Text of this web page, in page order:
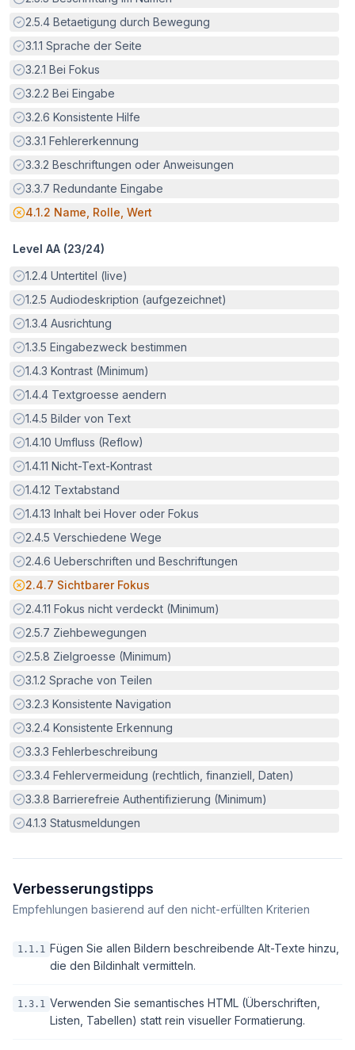
Erfüllt:
2.5.4 Betaetigung durch Bewegung
Erfüllt:
3.1.1 Sprache der Seite
Erfüllt:
3.2.1 Bei Fokus
Erfüllt:
3.2.2 Bei Eingabe
Erfüllt:
3.2.6 Konsistente Hilfe
Erfüllt:
3.3.1 Fehlererkennung
Erfüllt:
3.3.2 Beschriftungen oder Anweisungen
Erfüllt:
3.3.7 Redundante Eingabe
Potenzielle Barriere:
4.1.2 Name, Rolle, Wert
Level AA (23/24)
Erfüllt:
1.2.4 Untertitel (live)
Erfüllt:
1.2.5 Audiodeskription (aufgezeichnet)
Erfüllt:
1.3.4 Ausrichtung
Erfüllt:
1.3.5 Eingabezweck bestimmen
Erfüllt:
1.4.3 Kontrast (Minimum)
Erfüllt:
1.4.4 Textgroesse aendern
Erfüllt:
1.4.5 Bilder von Text
Erfüllt:
1.4.10 Umfluss (Reflow)
Erfüllt:
1.4.11 Nicht-Text-Kontrast
Erfüllt:
1.4.12 Textabstand
Erfüllt:
1.4.13 Inhalt bei Hover oder Fokus
Erfüllt:
2.4.5 Verschiedene Wege
Erfüllt:
2.4.6 Ueberschriften und Beschriftungen
Potenzielle Barriere:
2.4.7 Sichtbarer Fokus
Erfüllt:
2.4.11 Fokus nicht verdeckt (Minimum)
Erfüllt:
2.5.7 Ziehbewegungen
Erfüllt:
2.5.8 Zielgroesse (Minimum)
Erfüllt:
3.1.2 Sprache von Teilen
Erfüllt:
3.2.3 Konsistente Navigation
Erfüllt:
3.2.4 Konsistente Erkennung
Erfüllt:
3.3.3 Fehlerbeschreibung
Erfüllt:
3.3.4 Fehlervermeidung (rechtlich, finanziell, Daten)
Erfüllt:
3.3.8 Barrierefreie Authentifizierung (Minimum)
Erfüllt:
4.1.3 Statusmeldungen
Verbesserungstipps
Empfehlungen basierend auf den nicht-erfüllten Kriterien
1.1.1 Fügen Sie allen Bildern beschreibende Alt-Texte hinzu,
die den Bildinhalt vermitteln.
1.3.1 Verwenden Sie semantisches HTML (Überschriften,
Listen, Tabellen) statt rein visueller Formatierung.